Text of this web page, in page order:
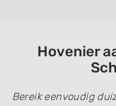
Hovenier
Bereik eenvoudig